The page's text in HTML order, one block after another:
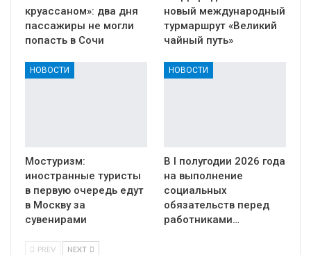
круассаном»: два дня
пассажиры не могли
попасть в Сочи
новый международный
турмаршрут «Великий
чайный путь»
НОВОСТИ
Мостуризм:
иностранные туристы
в первую очередь едут
в Москву за
сувенирами
НОВОСТИ
В I полугодии 2026 года
на выполнение
социальных
обязательств перед
работниками…
PREV NEXT